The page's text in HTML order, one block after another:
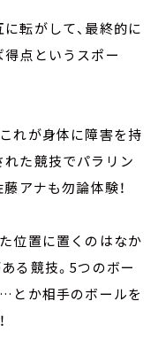
転がして、最終的に
点というスポー
れが身体に障害を持
た競技でパラリン
アナも勿論体験！
位置に置くのはなか
る競技。5つのボー
とか相手のボールを